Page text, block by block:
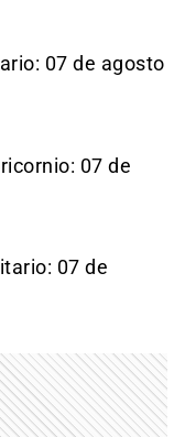
07 de agosto
07 de
07 de